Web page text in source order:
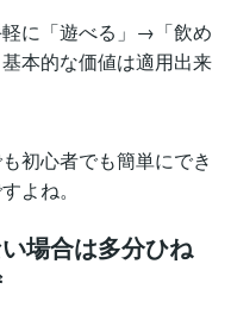
に「遊べる」→「飲め
本的な価値は適用出来
初心者でも簡単にでき
よね。
場合は多分ひね